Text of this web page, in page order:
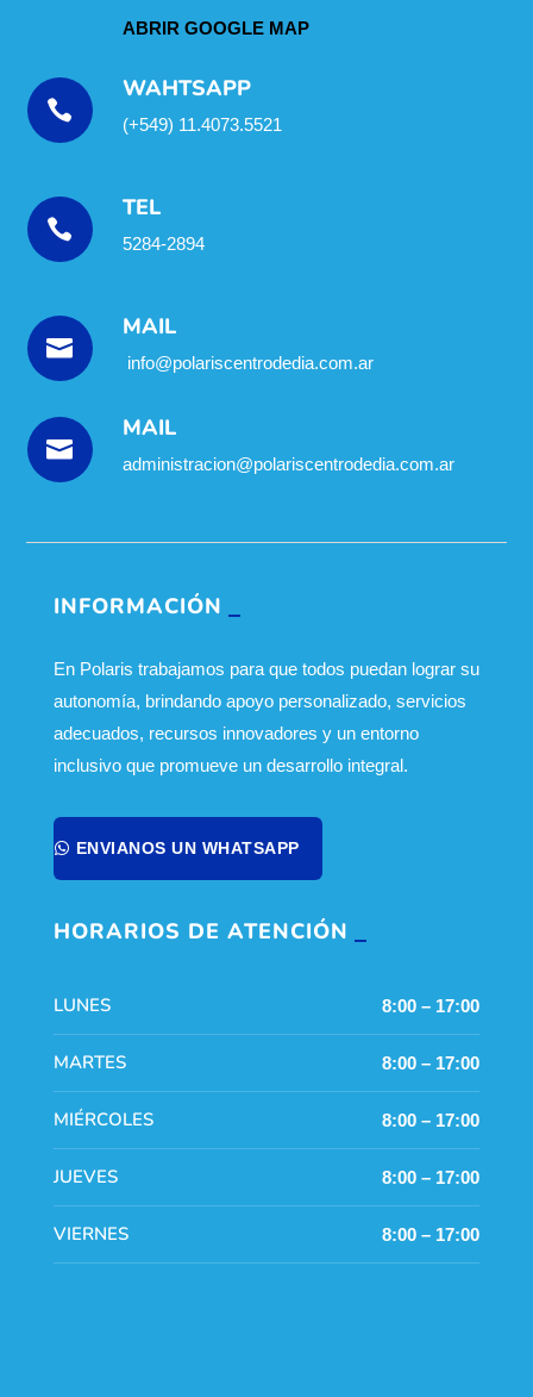
ABRIR GOOGLE MAP

WAHTSAPP
(+549) 11.4073.5521

TEL
5284-2894

MAIL
info@polariscentrodedia.com.ar

MAIL
administracion@polariscentrodedia.com.ar
INFORMACIÓN
En Polaris trabajamos para que todos puedan lograr su
autonomía, brindando apoyo personalizado, servicios
adecuados, recursos innovadores y un entorno
inclusivo que promueve un desarrollo integral.
ENVIANOS UN WHATSAPP
HORARIOS DE ATENCIÓN
LUNES 8:00 – 17:00
MARTES 8:00 – 17:00
MIÉRCOLES 8:00 – 17:00
JUEVES 8:00 – 17:00
VIERNES 8:00 – 17:00